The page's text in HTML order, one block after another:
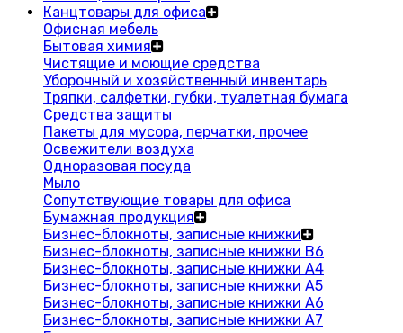
Канцтовары для офиса
Офисная мебель
Бытовая химия
Чистящие и моющие средства
Уборочный и хозяйственный инвентарь
Тряпки, салфетки, губки, туалетная бумага
Средства защиты
Пакеты для мусора, перчатки, прочее
Освежители воздуха
Одноразовая посуда
Мыло
Сопутствующие товары для офиса
Бумажная продукция
Бизнес-блокноты, записные книжки
Бизнес-блокноты, записные книжки В6
Бизнес-блокноты, записные книжки A4
Бизнес-блокноты, записные книжки А5
Бизнес-блокноты, записные книжки А6
Бизнес-блокноты, записные книжки А7